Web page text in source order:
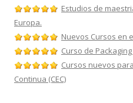
Estudios de
Europa.
Nuevos Cursos en
Curso de Packaging
Cursos nuevos
Continua (CEC)